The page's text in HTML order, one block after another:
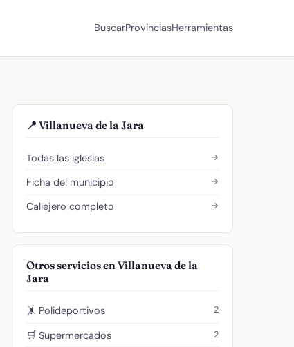
BuscarProvinciasHerramientas
📍 Villanueva de la Jara
Todas las iglesias →
Ficha del municipio →
Callejero completo →
Otros servicios en Villanueva de la
Jara
🤸 Polideportivos 2
🛒 Supermercados 2